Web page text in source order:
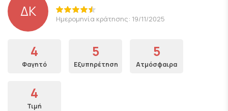
ΔΚ Ημερομηνία κράτησης: 19/11/2025
4
Φαγητό
5
Εξυπηρέτηση
5
Ατμόσφαιρα
4
Τιμή